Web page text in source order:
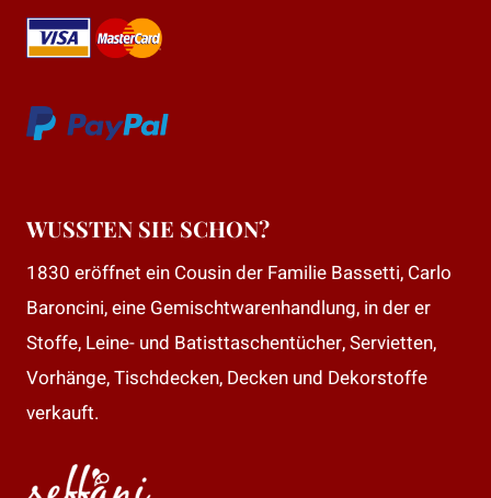
WUSSTEN SIE SCHON?
1830 eröffnet ein Cousin der Familie Bassetti, Carlo
Baroncini, eine Gemischtwarenhandlung, in der er
Stoffe, Leine- und Batisttaschentücher, Servietten,
Vorhänge, Tischdecken, Decken und Dekorstoffe
verkauft.